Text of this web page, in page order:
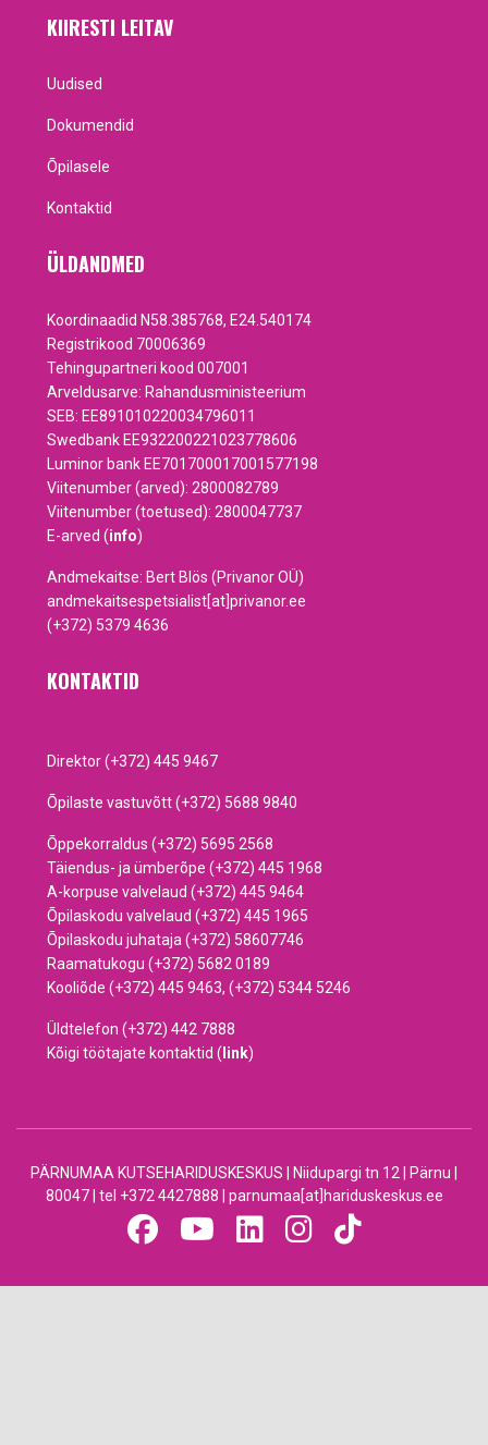
KIIRESTI LEITAV
Uudised
Dokumendid
Õpilasele
Kontaktid
ÜLDANDMED
Koordinaadid N58.385768, E24.540174
Registrikood 70006369
Tehingupartneri kood 007001
Arveldusarve: Rahandusministeerium
SEB: EE891010220034796011
Swedbank EE932200221023778606
Luminor bank EE701700017001577198
Viitenumber (arved): 2800082789
Viitenumber (toetused): 2800047737
E-arved (info)
Andmekaitse: Bert Blös (Privanor OÜ)
andmekaitsespetsialist[at]privanor.ee
(+372) 5379 4636
KONTAKTID
Direktor (+372) 445 9467
Õpilaste vastuvõtt (+372) 5688 9840
Õppekorraldus (+372) 5695 2568
Täiendus- ja ümberõpe (+372) 445 1968
A-korpuse valvelaud (+372) 445 9464
Õpilaskodu valvelaud (+372) 445 1965
Õpilaskodu juhataja (+372) 58607746
Raamatukogu (+372) 5682 0189
Kooliõde (+372) 445 9463, (+372) 5344 5246
Üldtelefon (+372) 442 7888
Kõigi töötajate kontaktid (link)
PÄRNUMAA KUTSEHARIDUSKESKUS | Niidupargi tn 12 | Pärnu |
80047 | tel +372 4427888 | parnumaa[at]hariduskeskus.ee